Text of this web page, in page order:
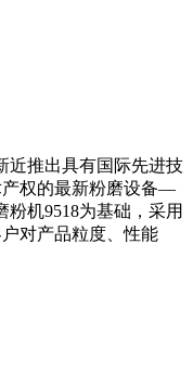
近推出具有国际先进技
权的最新粉磨设备—
机9518为基础，采用
对产品粒度、性能